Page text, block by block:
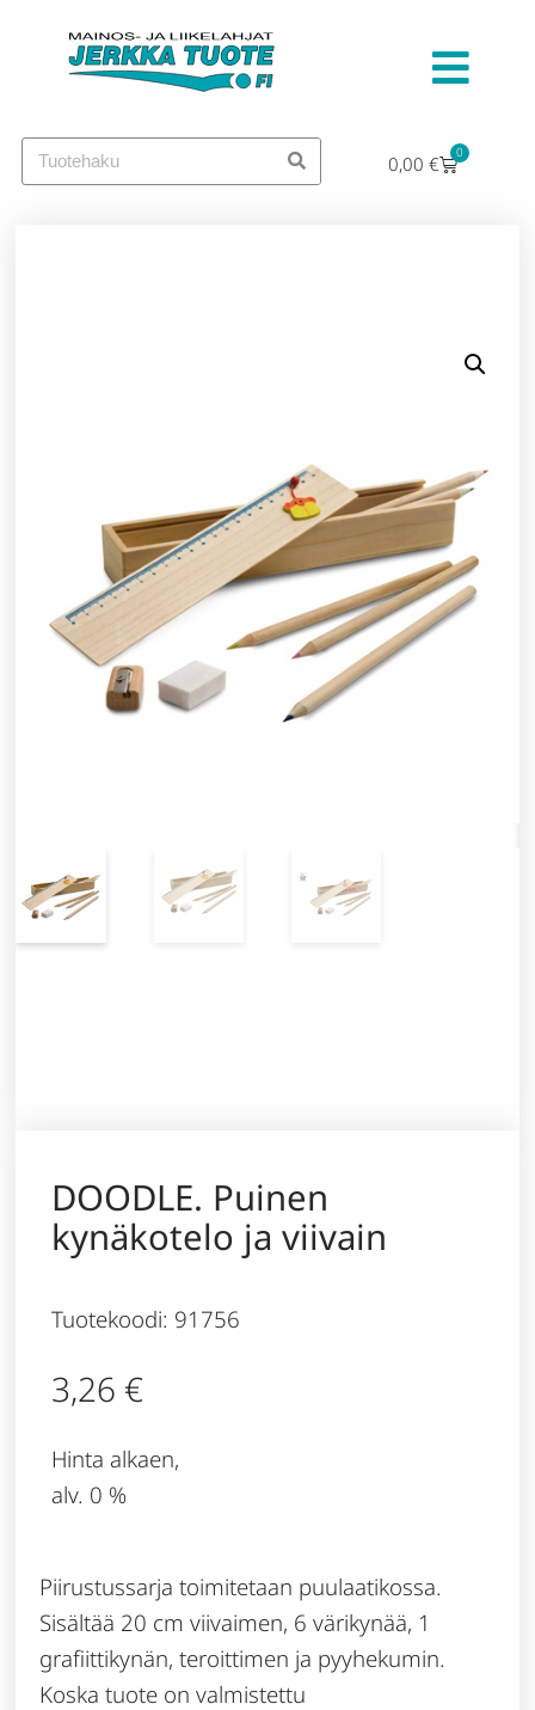
0,00 € 0
DOODLE. Puinen
kynäkotelo ja viivain
Tuotekoodi: 91756
3,26 €
Hinta alkaen,
alv. 0 %
Piirustussarja toimitetaan puulaatikossa.
Sisältää 20 cm viivaimen, 6 värikynää, 1
grafiittikynän, teroittimen ja pyyhekumin.
Koska tuote on valmistettu